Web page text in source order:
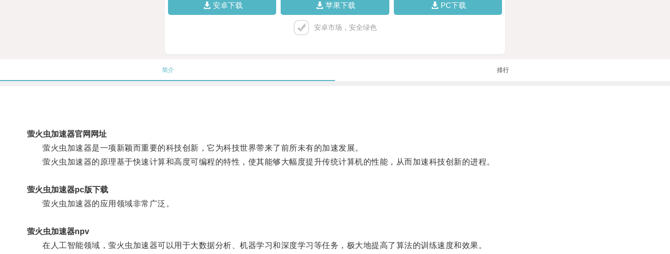
安卓下载 苹果下载 PC下载
安卓市场，安全绿色
简介 排行
萤火虫加速器官网网址
萤火虫加速器是一项新颖而重要的科技创新，它为科技世界带来了前所未有的加速发展。
萤火虫加速器的原理基于快速计算和高度可编程的特性，使其能够大幅度提升传统计算机的性能，从而加速科技创新的进程。
萤火虫加速器pc版下载
萤火虫加速器的应用领域非常广泛。
萤火虫加速器npv
在人工智能领域，萤火虫加速器可以用于大数据分析、机器学习和深度学习等任务，极大地提高了算法的训练速度和效果。